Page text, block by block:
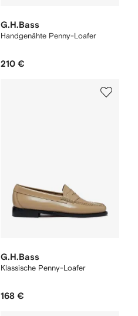
G.H.Bass
Handgenähte Penny-Loafer
210 €
G.H.Bass
Klassische Penny-Loafer
168 €